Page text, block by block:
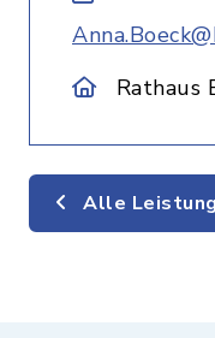
Rathaus
Alle